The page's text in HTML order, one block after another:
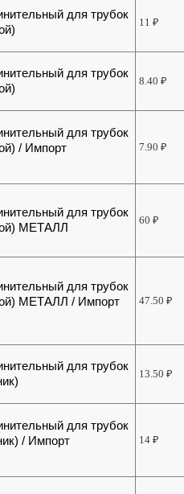
для трубок
11₽
для трубок
8.40₽
для трубок
/ Импорт
7.90₽
для трубок
МЕТАЛЛ
60₽
для трубок
МЕТАЛЛ / Импорт
47.50₽
для трубок
13.50₽
для трубок
/ Импорт
14₽